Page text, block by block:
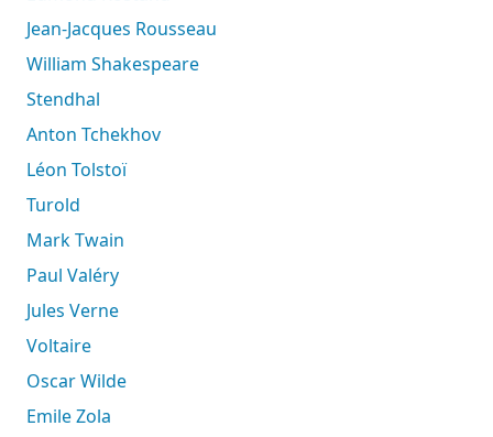
Jean-Jacques Rousseau
William Shakespeare
Stendhal
Anton Tchekhov
Léon Tolstoï
Turold
Mark Twain
Paul Valéry
Jules Verne
Voltaire
Oscar Wilde
Emile Zola